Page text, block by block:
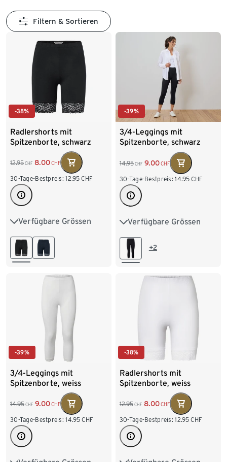
Filtern & Sortieren
-38%
Radlershorts mit
Spitzenborte, schwarz
12.95 CHF 8.00CHF
30-Tage-Bestpreis: 12.95 CHF
Verfügbare Grössen
S 36/38 M 40/42
L 44/46
-39%
3/4-Leggings mit
Spitzenborte, schwarz
14.95 CHF 9.00CHF
30-Tage-Bestpreis: 14.95 CHF
Verfügbare Grössen
S 36/38 M 40/42
L 44/46+2
-39%
3/4-Leggings mit
Spitzenborte, weiss
14.95 CHF 9.00CHF
30-Tage-Bestpreis: 14.95 CHF
-38%
Radlershorts mit
Spitzenborte, weiss
12.95 CHF 8.00CHF
30-Tage-Bestpreis: 12.95 CHF